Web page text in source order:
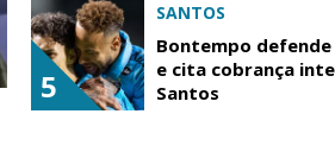
5
SANTOS
Bontempo
e cita cobrança
Santos